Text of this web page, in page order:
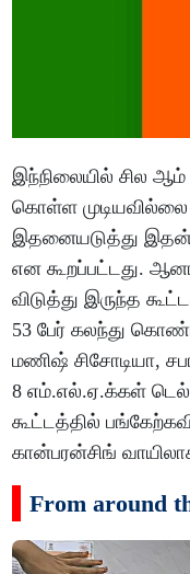
இந்நிலையில் சில
கொள்ள
இதனையடுத்து இதன்
என கூறப்பட்டது.
விடுத்து இருந்த
53 பேர் கலந்து
மணிஷ் சிசோடியா,
8 எம்.எல்.ஏ.க்கள்
கூட்டத்தில்
கான்பரன்சிங்
From around